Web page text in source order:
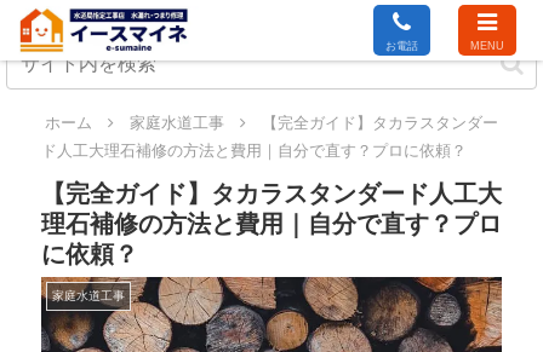
ホーム 家庭水道工事
【完全ガイド】タカラスタンダー
ド人工大理石補修の方法と費用｜自分で直す？プロに依頼？
【完全ガイド】タカラスタンダード人工大
理石補修の方法と費用｜自分で直す？プロ
に依頼？
家庭水道工事
お電話 MENU